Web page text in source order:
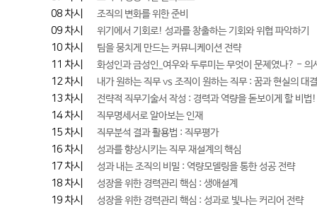
08 차시 조직의 변화를 위한 준비
09 차시 위기에서 기회로! 성과를 창출하는 기회와 위협 파악하기
10 차시 팀을 뭉치게 만드는 커뮤니케이션 전략
11 차시 화성인과 금성인_여우와 두루미는 무엇이 문제였나? - 의
12 차시 내가 원하는 직무 vs 조직이 원하는 직무 : 꿈과 현실의 대결
13 차시 전략적 직무기술서 작성 : 경력과 역량을 돋보이게 할 비법!
14 차시 직무명세서로 알아보는 인재
15 차시 직무분석 결과 활용법 : 직무평가
16 차시 성과를 향상시키는 직무 재설계의 핵심
17 차시 성과 내는 조직의 비밀 : 역량모델링을 통한 성공 전략
18 차시 성장을 위한 경력관리 핵심 : 생애설계
19 차시 성장을 위한 경력관리 핵심 : 성과로 빛나는 커리어 전략